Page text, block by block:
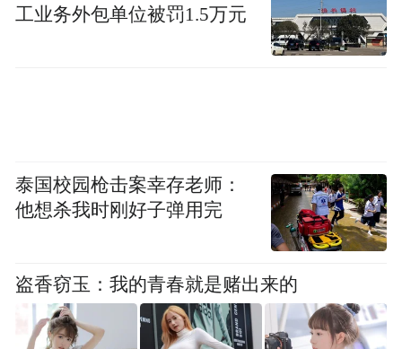
物流优势仅是其中的一个因素，斯尔邦丙烯
腈产品意义重大。以斯尔邦的丙烯腈生产装
置为例，其配套80层以上高效精馏塔，针对
PAN原丝需求优化回流比，副产物深度脱
除，其核心数据指标更是达到航空级碳纤维
工业务外包单位被罚1.5万元
泰国校园枪击案幸存老师：
他想杀我时刚好子弹用完
盗香窃玉：我的青春就是赌出来的